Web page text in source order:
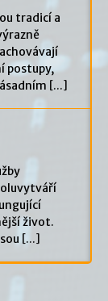
tradicí a
postupy,
[...]
život.
[...]